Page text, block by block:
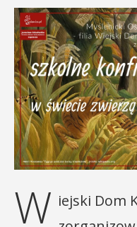
W iejski Dom